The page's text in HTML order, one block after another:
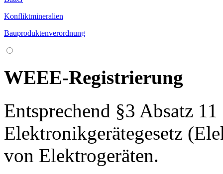
Konfliktmineralien
Bauproduktenverordnung
WEEE-Registrierung
Entsprechend §3 Absatz
Elektronikgerätegesetz
von Elektrogeräten.